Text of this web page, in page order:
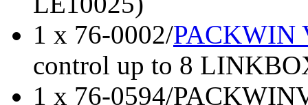
1 x 76-0002/PACKWIN
control up to 8
1 x 76-0594/